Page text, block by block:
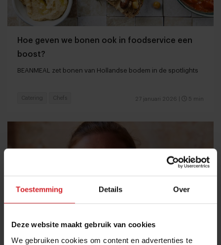
Toestemming Details Over
Deze website maakt gebruik van cookies
We gebruiken cookies om content en advertenties te
Hoe geven we bonen ook in foodservice een
boost?
BEANMEAL zet bonen van Hollandse bodem in de spotlights
27 januari 2026 5 min
Catering Chefs